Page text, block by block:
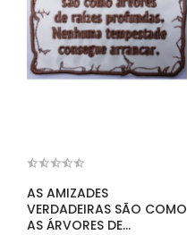
AS AMIZADES
VERDADEIRAS SÃO COMO
AS ÁRVORES DE...